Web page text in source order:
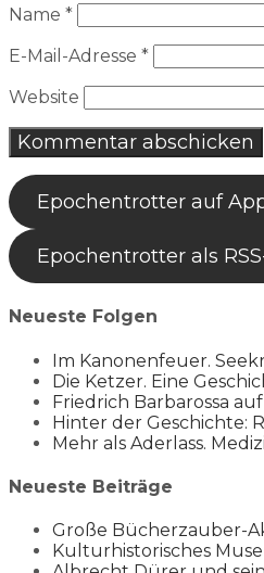
Name *
E-Mail-Adresse *
Website
Epochentrotter auf
Epochentrotter als
Neueste Folgen
Im Kanonenfeuer.
Die Ketzer. Eine
Friedrich Barbarossa
Hinter der Geschichte:
Mehr als Aderlass.
Neueste Beiträge
Große Bücherzauber-
Kulturhistorisches